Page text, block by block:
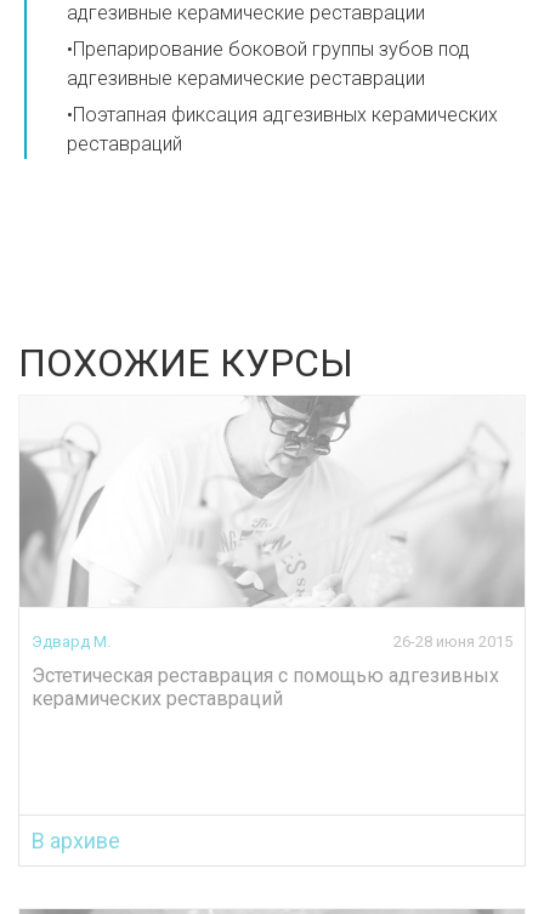
адгезивные керамические реставрации
•Препарирование боковой группы зубов под
адгезивные керамические реставрации
•Поэтапная фиксация адгезивных керамических
реставраций
ПОХОЖИЕ КУРСЫ
Эдвард М. 26-28 июня 2015
Эстетическая реставрация с помощью адгезивных
керамических реставраций
В архиве